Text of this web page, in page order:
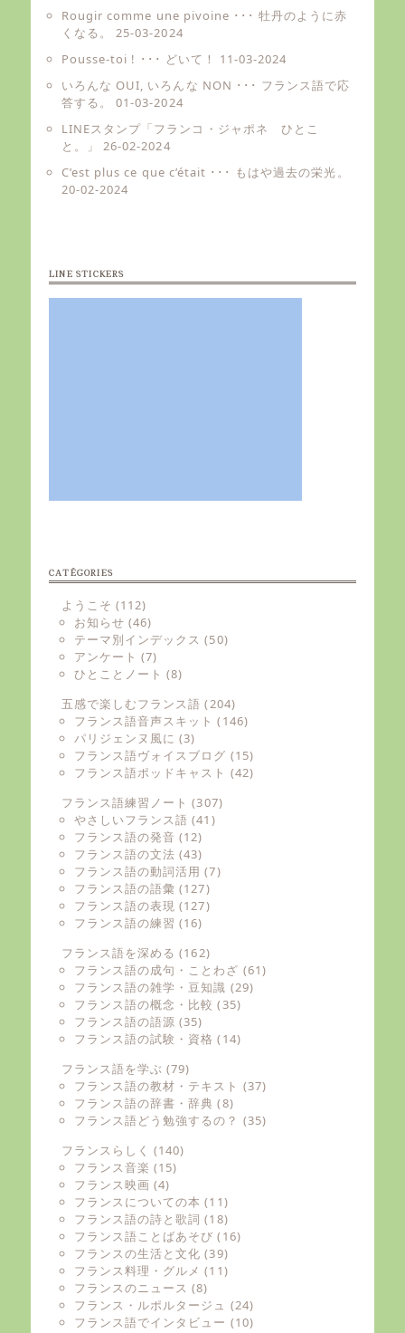
Rougir comme une pivoine ･･･ 牡丹のように赤
くなる。
25-03-2024
Pousse-toi ! ･･･ どいて！
11-03-2024
いろんな OUI, いろんな NON ･･･ フランス語で応
答する。
01-03-2024
LINEスタンプ「フランコ・ジャポネ ひとこ
と。」
26-02-2024
C’est plus ce que c’était ･･･ もはや過去の栄光。
20-02-2024
LINE STICKERS
CATÉGORIES
ようこそ (112)
お知らせ (46)
テーマ別インデックス (50)
アンケート (7)
ひとことノート (8)
五感で楽しむフランス語 (204)
フランス語音声スキット (146)
パリジェンヌ風に (3)
フランス語ヴォイスブログ (15)
フランス語ポッドキャスト (42)
フランス語練習ノート (307)
やさしいフランス語 (41)
フランス語の発音 (12)
フランス語の文法 (43)
フランス語の動詞活用 (7)
フランス語の語彙 (127)
フランス語の表現 (127)
フランス語の練習 (16)
フランス語を深める (162)
フランス語の成句・ことわざ (61)
フランス語の雑学・豆知識 (29)
フランス語の概念・比較 (35)
フランス語の語源 (35)
フランス語の試験・資格 (14)
フランス語を学ぶ (79)
フランス語の教材・テキスト (37)
フランス語の辞書・辞典 (8)
フランス語どう勉強するの？ (35)
フランスらしく (140)
フランス音楽 (15)
フランス映画 (4)
フランスについての本 (11)
フランス語の詩と歌詞 (18)
フランス語ことばあそび (16)
フランスの生活と文化 (39)
フランス料理・グルメ (11)
フランスのニュース (8)
フランス・ルポルタージュ (24)
フランス語でインタビュー (10)